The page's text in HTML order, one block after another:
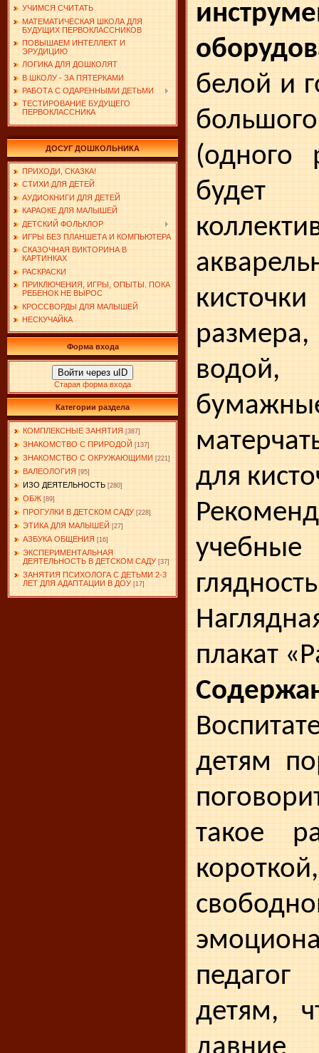
УЧИМСЯ СЧИТАТЬ
МАТЕМАТИЧЕСКАЯ ШКОЛА ДЛЯ
БУДУЩИХ ПЕРВОКЛАССНИКОВ
ПОВЫШАЕМ ИНТЕЛЛЕКТ И
ЭРУДИЦИЮ
ЛОГИКА ДЛЯ ДОШКОЛЯТ
В ШКОЛУ - ЗА ПЯТЕРКАМИ
РАБОТА С ОДАРЕННЫМИ ДЕТЬМИ
ТЕСТИРОВАНИЕ БУДУЩЕГО
ПЕРВОКЛАССНИКА
ДОСУГ ДОШКОЛЬНИКА
ПРИХОДИ, СКАЗКА!
СТИХИ ДЛЯ ДЕТЕЙ
АУДИОКНИГИ ДЛЯ ДЕТЕЙ
КАРАОКЕ ДЛЯ МАЛЫШЕЙ
ДЕТСКИЙ ФОЛЬКЛОР
ИГРЫ БЕЗ ПЛАНШЕТА И КОМПЬЮТЕРА
СКАЗОЧНАЯ ВИКТОРИНА В
КАРТИНКАХ
РАСКРАСКИ
ПРИКЛЮЧЕНИЯ, ИГРЫ, ОПЫТЫ. ПОКА
РЕБЕНОК НЕ ВЫРОС
КРОССВОРДЫ ДЛЯ МАЛЫШЕЙ
НЕСКУЧАЙКА
Форма входа
Войти через uID
Старая форма входа
Категории раздела
КОМПЛЕКСНЫЕ ЗАНЯТИЯ [387]
ЗНАКОМСТВО С ПРИРОДОЙ [137]
ЗНАКОМСТВО С ОКРУЖАЮЩИМИ [221]
ВАЛЕОЛОГИЯ [95]
ИЗО ДЕЯТЕЛЬНОСТЬ [280]
ОБЖ [89]
ПРОГУЛКИ В ДЕТСКОМ САДУ [228]
ЭТИКА ДЛЯ МАЛЫШЕЙ [27]
АЗБУКА ОБЩЕНИЯ [16]
ЭКСПЕРИМЕНТАЛЬНАЯ
ДЕЯТЕЛЬНОСТЬ В ДЕТСКОМ САДУ [37]
ЗАНЯТИЯ ПСИХОЛОГА С ДЕТЬМИ 2-3
ЛЕТ ДЛЯ АДАПТАЦИИ В ДОУ [17]
белой и
(одного
будет
для
плакат
детям
такое
детям,